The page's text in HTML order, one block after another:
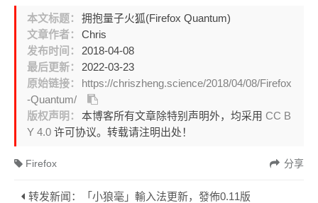
本文标题：
拥抱量子火狐(Firefox Quantum)
文章作者：
Chris
发布时间：
2018-04-08
最后更新：
2022-03-23
原始链接：
https://chriszheng.science/2018/04/08/Firefox
-Quantum/
版权声明：
本博客所有文章除特别声明外，均采用CC B
Y 4.0许可协议。转载请注明出处！
分享
Firefox
转发新闻：「小狼毫」輸入法更新，發佈0.11版